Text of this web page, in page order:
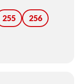
255
256